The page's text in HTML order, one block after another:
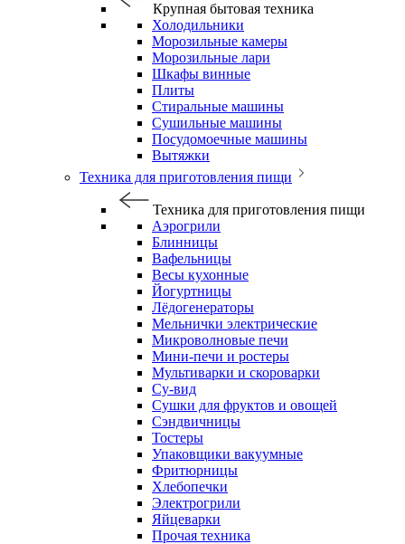
Крупная бытовая техника
Холодильники
Морозильные камеры
Морозильные лари
Шкафы винные
Плиты
Стиральные машины
Сушильные машины
Посудомоечные машины
Вытяжки
Техника для приготовления пищи
Техника для приготовления пищи
Аэрогрили
Блинницы
Вафельницы
Весы кухонные
Йогуртницы
Лёдогенераторы
Мельнички электрические
Микроволновые печи
Мини-печи и ростеры
Мультиварки и скороварки
Су-вид
Сушки для фруктов и овощей
Сэндвичницы
Тостеры
Упаковщики вакуумные
Фритюрницы
Хлебопечки
Электрогрили
Яйцеварки
Прочая техника